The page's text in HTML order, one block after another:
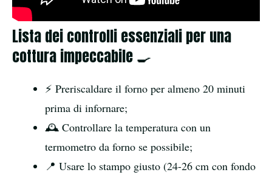
Lista dei controlli essenziali per una
cottura impeccabile 🍳
⚡️ Preriscaldare il forno per almeno 20 minuti
prima di infornare;
🕰 Controllare la temperatura con un
termometro da forno se possibile;
📍 Usare lo stampo giusto (24-26 cm con fondo